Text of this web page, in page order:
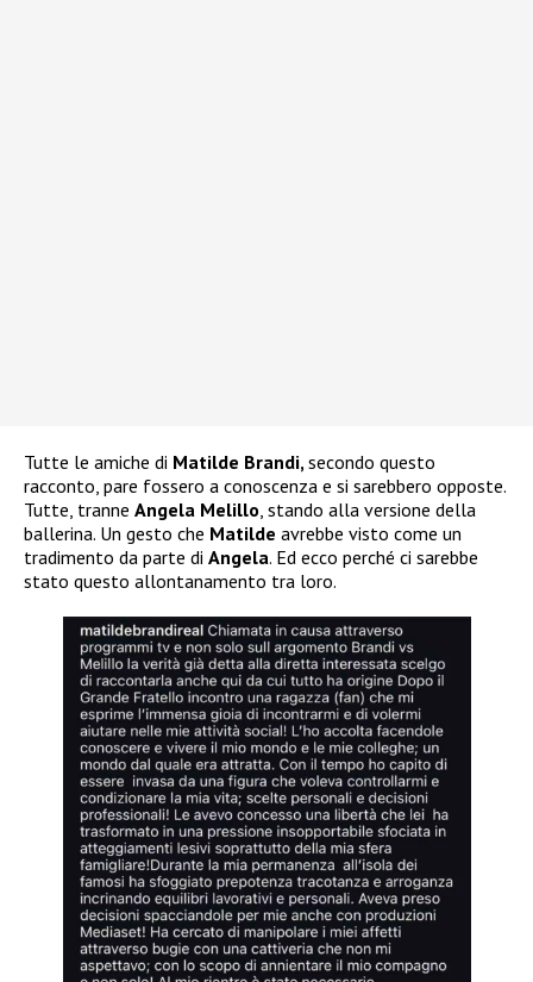
Tutte le amiche di Matilde Brandi, secondo questo
racconto, pare fossero a conoscenza e si sarebbero opposte.
Tutte, tranne Angela Melillo , stando alla versione della
ballerina. Un gesto che Matilde avrebbe visto come un
tradimento da parte di Angela. Ed ecco perché ci sarebbe
stato questo allontanamento tra loro.